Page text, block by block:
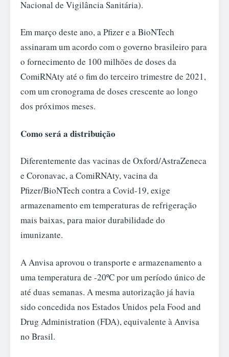
Nacional de Vigilância Sanitária).
Em março deste ano, a Pfizer e a BioNTech
assinaram um acordo com o governo brasileiro para
o fornecimento de 100 milhões de doses da
ComiRNAty até o fim do terceiro trimestre de 2021,
com um cronograma de doses crescente ao longo
dos próximos meses.
Como será a distribuição
Diferentemente das vacinas de Oxford/AstraZeneca
e Coronavac, a ComiRNAty, vacina da
Pfizer/BioNTech contra a Covid-19, exige
armazenamento em temperaturas de refrigeração
mais baixas, para maior durabilidade do
imunizante.
A Anvisa aprovou o transporte e armazenamento a
uma temperatura de -20ºC por um período único de
até duas semanas. A mesma autorização já havia
sido concedida nos Estados Unidos pela Food and
Drug Administration (FDA), equivalente à Anvisa
no Brasil.